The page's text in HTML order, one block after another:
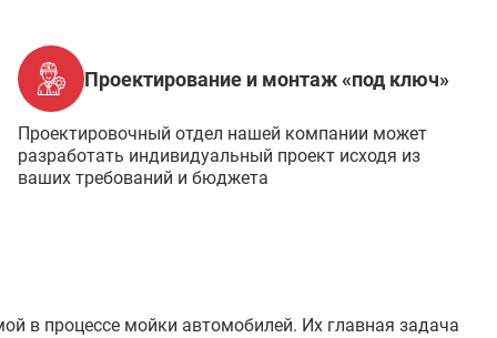
Проектирование и монтаж «под ключ»
Проектировочный отдел нашей компании может
разработать индивидуальный проект исходя из
ваших требований и бюджета
в процессе мойки автомобилей. Их главная задача